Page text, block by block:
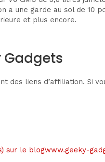
a une garde au sol de
et plus encore.
Gadgets
des liens d’affiliation. Si
sur le blogwww.geeky-